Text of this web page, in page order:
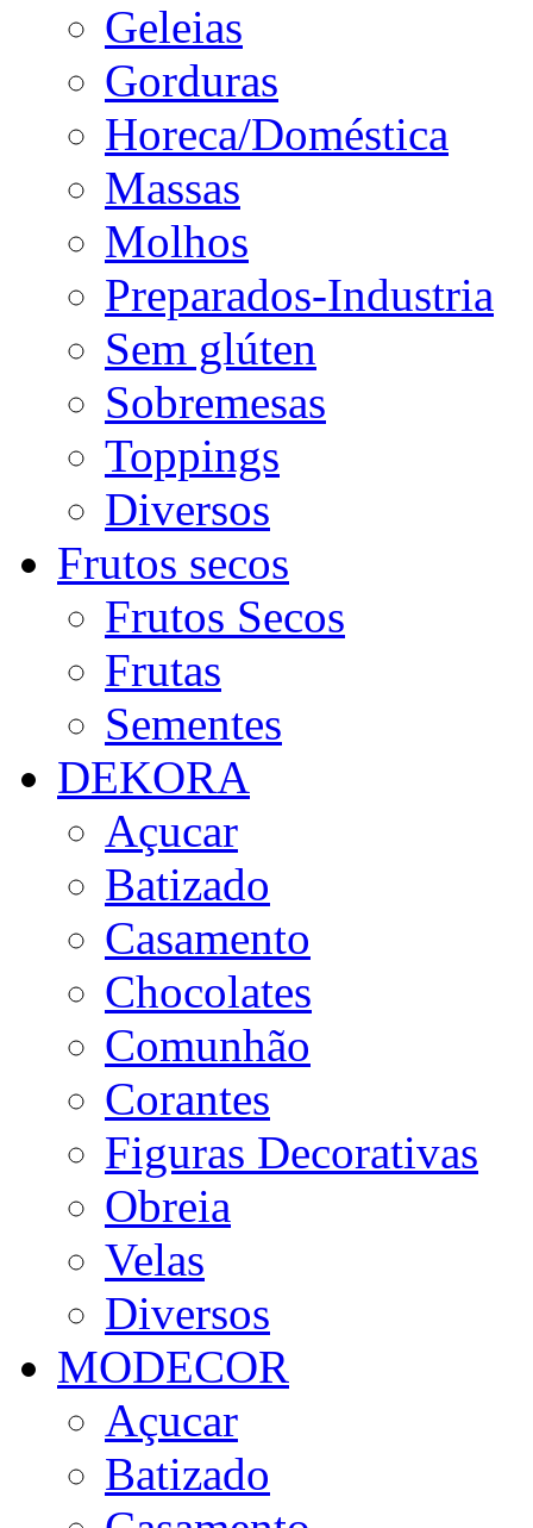
Geleias
Gorduras
Horeca/Doméstica
Massas
Molhos
Preparados-Industria
Sem glúten
Sobremesas
Toppings
Diversos
Frutos secos
Frutos Secos
Frutas
Sementes
DEKORA
Açucar
Batizado
Casamento
Chocolates
Comunhão
Corantes
Figuras Decorativas
Obreia
Velas
Diversos
MODECOR
Açucar
Batizado